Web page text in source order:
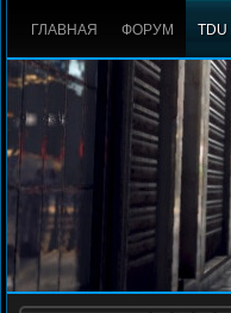
ГЛАВНАЯ ФОРУМ TDU